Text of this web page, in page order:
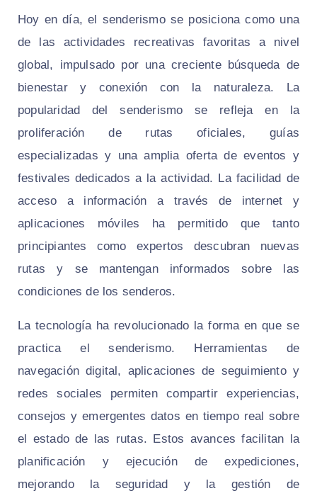
Hoy en día, el senderismo se posiciona como una
de las actividades recreativas favoritas a nivel
global, impulsado por una creciente búsqueda de
bienestar y conexión con la naturaleza. La
popularidad del senderismo se refleja en la
proliferación de rutas oficiales, guías
especializadas y una amplia oferta de eventos y
festivales dedicados a la actividad. La facilidad de
acceso a información a través de internet y
aplicaciones móviles ha permitido que tanto
principiantes como expertos descubran nuevas
rutas y se mantengan informados sobre las
condiciones de los senderos.
La tecnología ha revolucionado la forma en que se
practica el senderismo. Herramientas de
navegación digital, aplicaciones de seguimiento y
redes sociales permiten compartir experiencias,
consejos y emergentes datos en tiempo real sobre
el estado de las rutas. Estos avances facilitan la
planificación y ejecución de expediciones,
mejorando la seguridad y la gestión de